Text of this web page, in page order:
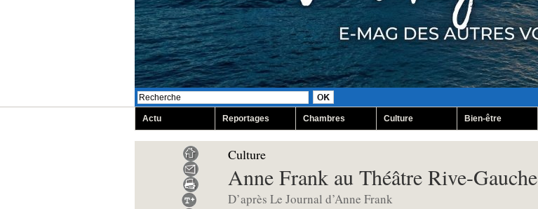
Actu Reportages Chambres Culture Bien-être
Culture
Anne Frank au Théâtre Rive-
D’après Le Journal d’Anne Frank